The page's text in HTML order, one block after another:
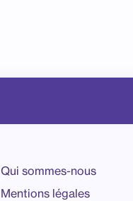
Qui sommes-nous
Mentions légales